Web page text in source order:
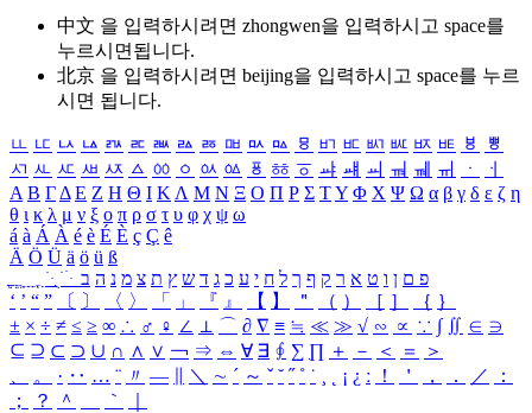
中文 을 입력하시려면 zhongwen을 입력하시고 space를
누르시면됩니다.
北京 을 입력하시려면 beijing을 입력하시고 space를 누르
시면 됩니다.
ㅥ ㅦ ㅧ ㅨ ㅩ ㅪ ㅫ ㅬ ㅭ ㅮ ㅯ ㅰ ㅱ ㅲ ㅳ ㅴ ㅵ ㅶ ㅷ ㅸ
ㅹ
ㅺ ㅻ ㅼ ㅽ ㅾ ㅿ ㆀ ㆁ ㆂ ㆃ ㆄ ㆅ ㆆ ㆇ ㆈ ㆉ ㆊ ㆋ ㆌ ㆍ
ㆎ
Α Β ΓΔ Ε Ζ Η Θ Ι ΚΛ Μ Ν Ξ Ο Π Ρ Σ ΤΥ Φ Χ Ψ Ω α β γ δ ε ζ η
θ ι κ λ μ ν ξ ο π ρ σ τ υ φ χ ψ ω
á à Á À é è É È ç Ç ê
Ä Ö Ü ä ö ü ß
ִֶֹ ֻּ ׁׂ פ ם ן ו ט א ר ק ף ך ל ח י ע כ ג ד ש ץ ת צ מ נ ה ב
‘ ’ “ ” 〔 〕 〈 〉 「 」 『 』 【 】 ＂ （ ） ［ ］ ｛ ｝
± × ÷ ≠ ≤ ≥ ∞ ∴ ♂ ♀ ∠ ⊥ ⌒ ∂ ∇ ≡ ≒ ≪ ≫ √ ∽ ∝ ∵ ∫ ∬ ∈ ∋
⊆ ⊇ ⊂ ⊃ ∪ ∩ ∧ ∨ ￢ ⇒ ⇔ ∀ ∃ ∮ ∑ ∏ ＋ － ＜ ＝
＞
、
。 · ‥ … ¨ 〃 ― ＼ ∼ ´ ～ ˇ ˘ ˝ ˚ ˙ ¸ ¡ ¿ ː ！ ＇ ， ． ／
：
；
？ ＾ ｀